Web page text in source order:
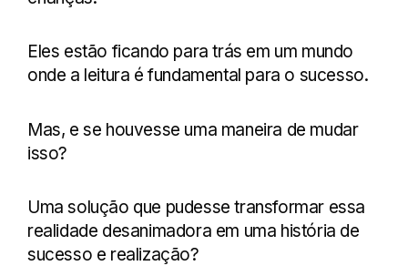
Eles estão ficando para trás em um mundo
onde a leitura é fundamental para o sucesso.
Mas, e se houvesse uma maneira de mudar
isso?
Uma solução que pudesse transformar essa
realidade desanimadora em uma história de
sucesso e realização?